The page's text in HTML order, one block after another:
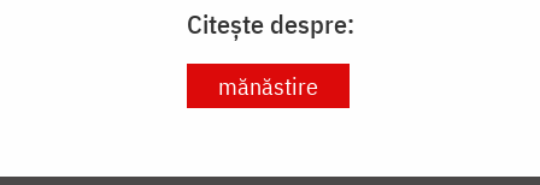
Citește despre:
mănăstire